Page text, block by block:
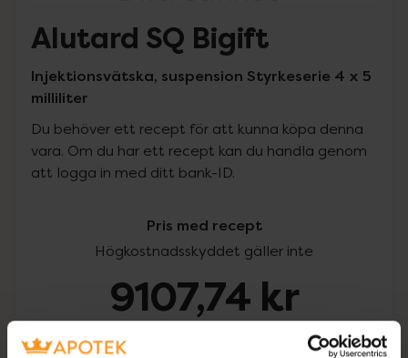
Alutard SQ Bigift
Injektionsvätska, suspension Styrkeserie 4 x 5
milliliter
Du behöver ett recept för att kunna köpa denna
vara. Om du har ett recept kan du handla genom
att logga in med ditt bank-ID.
Pris med recept
Högkostnadsskyddet gäller inte
9107,74 kr